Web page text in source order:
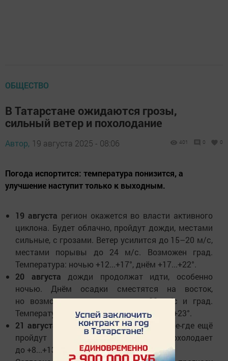
ОБЩЕСТВО
В Татарстане ожидаются грозы,
сильный ветер и похолодание
Автор, 19 августа 2025 - 08:06 401 0 0
Погода испортится: температура понизится, а
улучшение наступит только к выходным.
19 августа регион окажется во власти активного
циклона. Будет облачно, пройдут дожди, местами
сильные, с грозами. Ветер усилится до 15–20 м/с,
местами порывы до 24 м/с. Возможен град.
Температура: ночью +12...+17°, днём +17...+22°.
20 августадожди продолжат идти, особенно
ночью. Днём осадки сместятся на восток,
но возможны грозы, ветер до 20 м/с и град.
Температура: ночью +9...+14°, днём +18...+23°.
21 августа
давление начнёт расти, но кое-где ещё
пройдут небольшие дожди. Ночью похолодает
до +8...+13°, днём потеплеет до +20...+25°.